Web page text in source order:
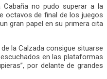
no pudo superar a la
octavos de final de los juegos
gran papel en su primera cita
la Calzada consigue situarse
en las plataformas
por delante de grandes